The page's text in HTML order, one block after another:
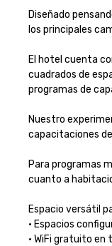
Diseñado
los principales
El hotel cuenta
cuadrados de
programas de
Nuestro
capacitaciones
Para programas
cuanto a
Espacio versátil
• Espacios
• WiFi gratuito en